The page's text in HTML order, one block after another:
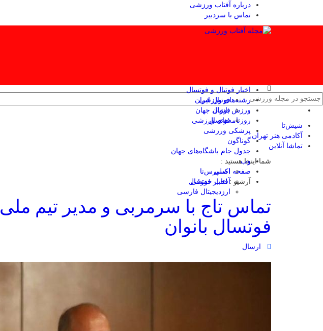
درباره آفتاب ورزشی
تماس با سردبیر
اخبار فوتبال و فوتسال
فوتبال ایران
فوتبال جهان
فوتسال
رشته‌های ورزشی
ورزش بانوان
روزنامه‌های ورزشی
پزشکی ورزشی
گوناگون
جدول جام باشگاه‌های جهان
وب
اکسپرس‌نا
آفتاب حقوقی
ارزدیجیتال فارسی
شیش‌تا
آکادمی هنر تهران
تماشا آنلاین
شما اینجا هستید :
صفحه اصلی
آرشیو :اخبار فوتسال
تماس تاج با سرمربی و مدیر تیم ملی
فوتسال بانوان
ارسال